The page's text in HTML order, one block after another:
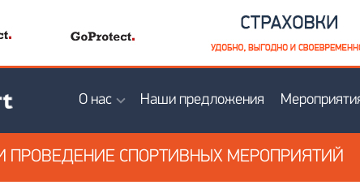
О нас Наши предложения
ПРОВЕДЕНИЕ СПОРТИВНЫХ МЕРОПРИЯТИЙ